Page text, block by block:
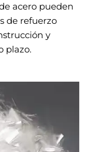
acero pueden
de refuerzo
y
plazo.